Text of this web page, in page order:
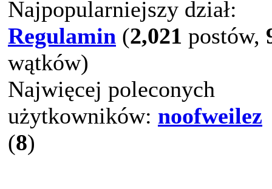
Najpopularniejszy dział:
Regulamin (2,021 postów,
wątków)
Najwięcej poleconych
użytkowników: noofweilez
(8)